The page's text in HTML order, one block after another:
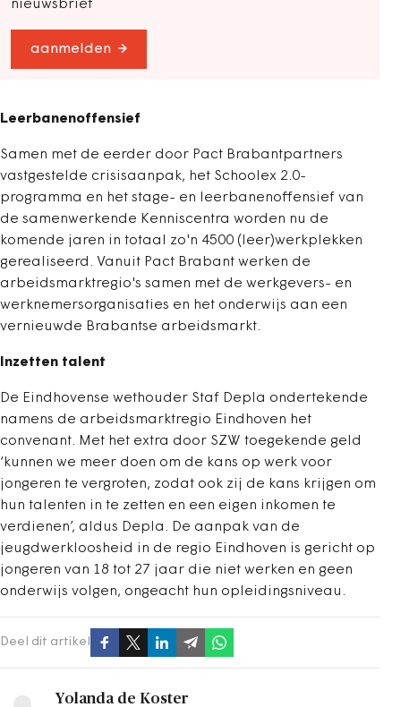
nieuwsbrief
aanmelden
Leerbanenoffensief
Samen met de eerder door Pact Brabantpartners
vastgestelde crisisaanpak, het Schoolex 2.0-
programma en het stage- en leerbanenoffensief van
de samenwerkende Kenniscentra worden nu de
komende jaren in totaal zo'n 4500 (leer)werkplekken
gerealiseerd. Vanuit Pact Brabant werken de
arbeidsmarktregio's samen met de werkgevers- en
werknemersorganisaties en het onderwijs aan een
vernieuwde Brabantse arbeidsmarkt.
Inzetten talent
De Eindhovense wethouder Staf Depla ondertekende
namens de arbeidsmarktregio Eindhoven het
convenant. Met het extra door SZW toegekende geld
‘kunnen we meer doen om de kans op werk voor
jongeren te vergroten, zodat ook zij de kans krijgen om
hun talenten in te zetten en een eigen inkomen te
verdienen’, aldus Depla. De aanpak van de
jeugdwerkloosheid in de regio Eindhoven is gericht op
jongeren van 18 tot 27 jaar die niet werken en geen
onderwijs volgen, ongeacht hun opleidingsniveau.
Deel dit artikel
Yolanda de Koster